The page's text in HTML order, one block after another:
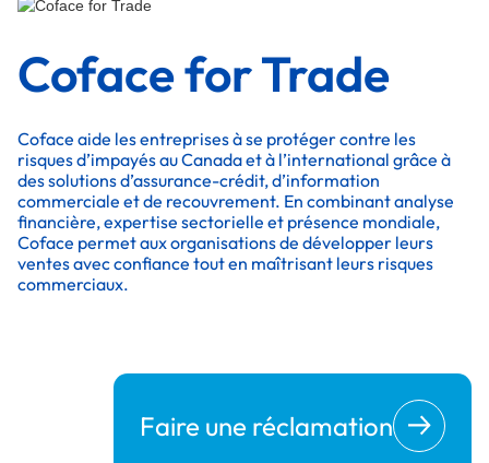
Coface for Trade
Coface aide les entreprises à se protéger contre les
risques d’impayés au Canada et à l’international grâce à
des solutions d’assurance-crédit, d’information
commerciale et de recouvrement. En combinant analyse
financière, expertise sectorielle et présence mondiale,
Coface permet aux organisations de développer leurs
ventes avec confiance tout en maîtrisant leurs risques
commerciaux.
Faire une réclamation